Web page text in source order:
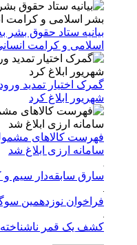
بیانیه ستاد حقوق
اسلامی و کرامت
گمرک اختیار تمدید
شهریور ابلاغ کرد
فهرست کالاهای
سامانه ارزی ابلاغ شد
سارق سابقه‌دار سیم و
فراخوان نوزدهمین
کشف یک قمر